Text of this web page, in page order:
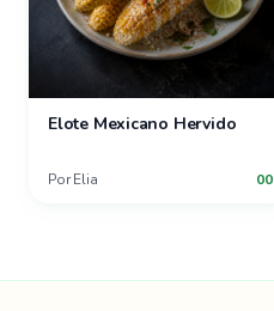
Elote Mexicano Hervido
Por Elia 00